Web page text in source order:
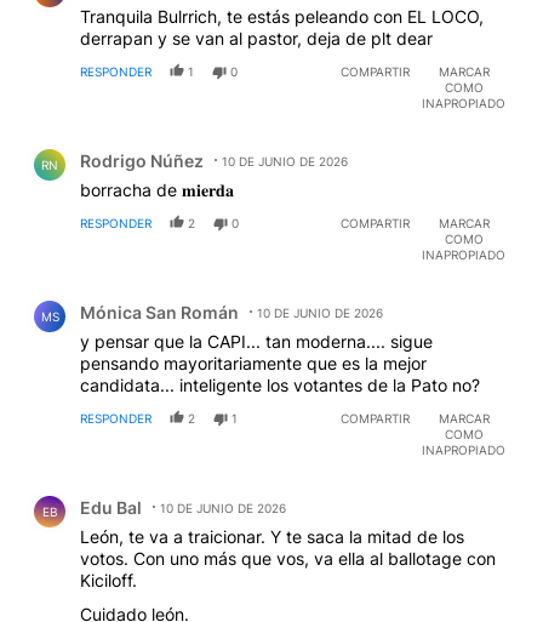
Tranquila Bulrrich, te estás peleando con EL LOCO,
derrapan y se van al pastor, deja de plt dear
RESPONDER 1 0 COMPARTIR
MARCAR
COMO
INAPROPIADO
RN Rodrigo Núñez 10 DE JUNIO DE 2026
borracha de 𝐦𝐢𝐞𝐫𝐝𝐚
RESPONDER 2 0 COMPARTIR
MARCAR
COMO
INAPROPIADO
MS Mónica San Román 10 DE JUNIO DE 2026
y pensar que la CAPI... tan moderna.... sigue
pensando mayoritariamente que es la mejor
candidata... inteligente los votantes de la Pato no?
RESPONDER 2 1 COMPARTIR
MARCAR
COMO
INAPROPIADO
EB Edu Bal 10 DE JUNIO DE 2026
León, te va a traicionar. Y te saca la mitad de los
votos. Con uno más que vos, va ella al ballotage con
Kiciloff.
Cuidado león.